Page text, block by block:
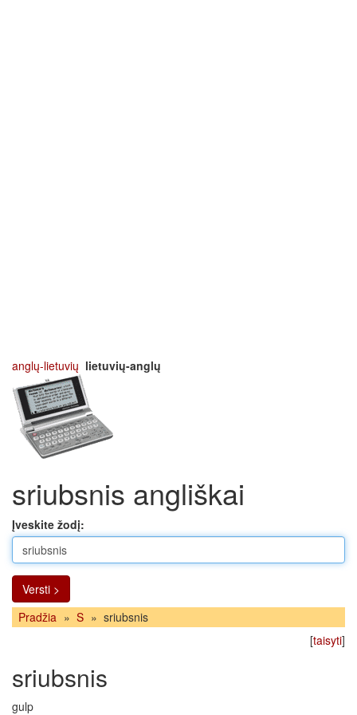
anglų-lietuvių lietuvių-anglų
sriubsnis angliškai
Įveskite žodį:
Versti >
Pradžia » S » sriubsnis
[taisyti]
sriubsnis
gulp